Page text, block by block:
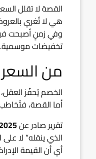
القصة لا تقلل
هي لا تُغري
وفي زمنٍ أصبحت
تخفيضات موسمية.
من
الخصم يُحفّز
أما القصة،
تقرير صادر عن
الذي ينقله” لا
أي أن القيمة